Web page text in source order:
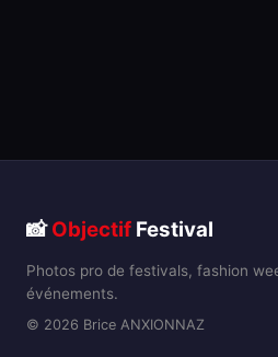
📸Objectif Festival
Photos pro de festivals, fashion
événements.
© 2026 Brice ANXIONNAZ